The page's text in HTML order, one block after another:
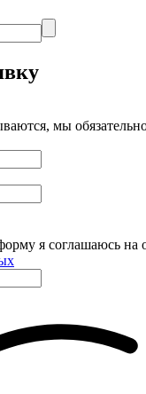
мы
я соглашаюсь на